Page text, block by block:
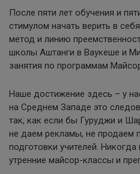
После пяти лет обучения и
стимулом начать верить в
метод и линию
школы Аштанги в Ваукеше и
занятия по программам
Наше достижение здесь – у
на Среднем Западе это
так, как если бы Гуруджи и
не даем рекламы, не продаем
подготовки учителей.
утренние майсор-классы и